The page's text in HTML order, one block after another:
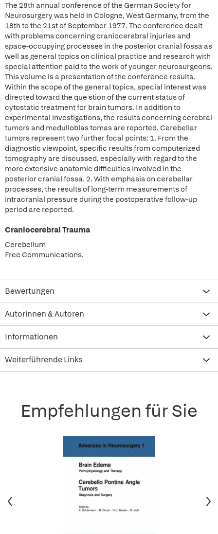
The 28th annual conference of the German Society for
Neurosurgery was held in Cologne, West Germany, from the
18th to the 21st of September 1977. The conference dealt
with problems concerning craniocerebral injuries and
space-occupying processes in the posterior cranial fossa as
well as general topics on clinical practice and research with
special attention paid to the work of younger neurosurgeons.
This volume is a presentation of the conference results.
Within the scope of the general topics, special interest was
directed toward the que stion of the current status of
cytostatic treatment for brain tumors. In addition to
experimental investigations, the results concerning cerebral
tumors and medulloblas tomas are reported. Cerebellar
tumors represent two further focal points: 1. From the
diagnostic viewpoint, specific results from computerized
tomography are discussed, especially with regard to the
more extensive anatomic difficulties involved in the
posterior cranial fossa. 2. With emphasis on cerebellar
processes, the results of long-term measurements of
intracranial pressure during the postoperative follow-up
period are reported.
Craniocerebral Trauma
Cerebellum
Free Communications.
Bewertungen
Autorinnen & Autoren
Informationen
Weiterführende Links
Empfehlungen für Sie